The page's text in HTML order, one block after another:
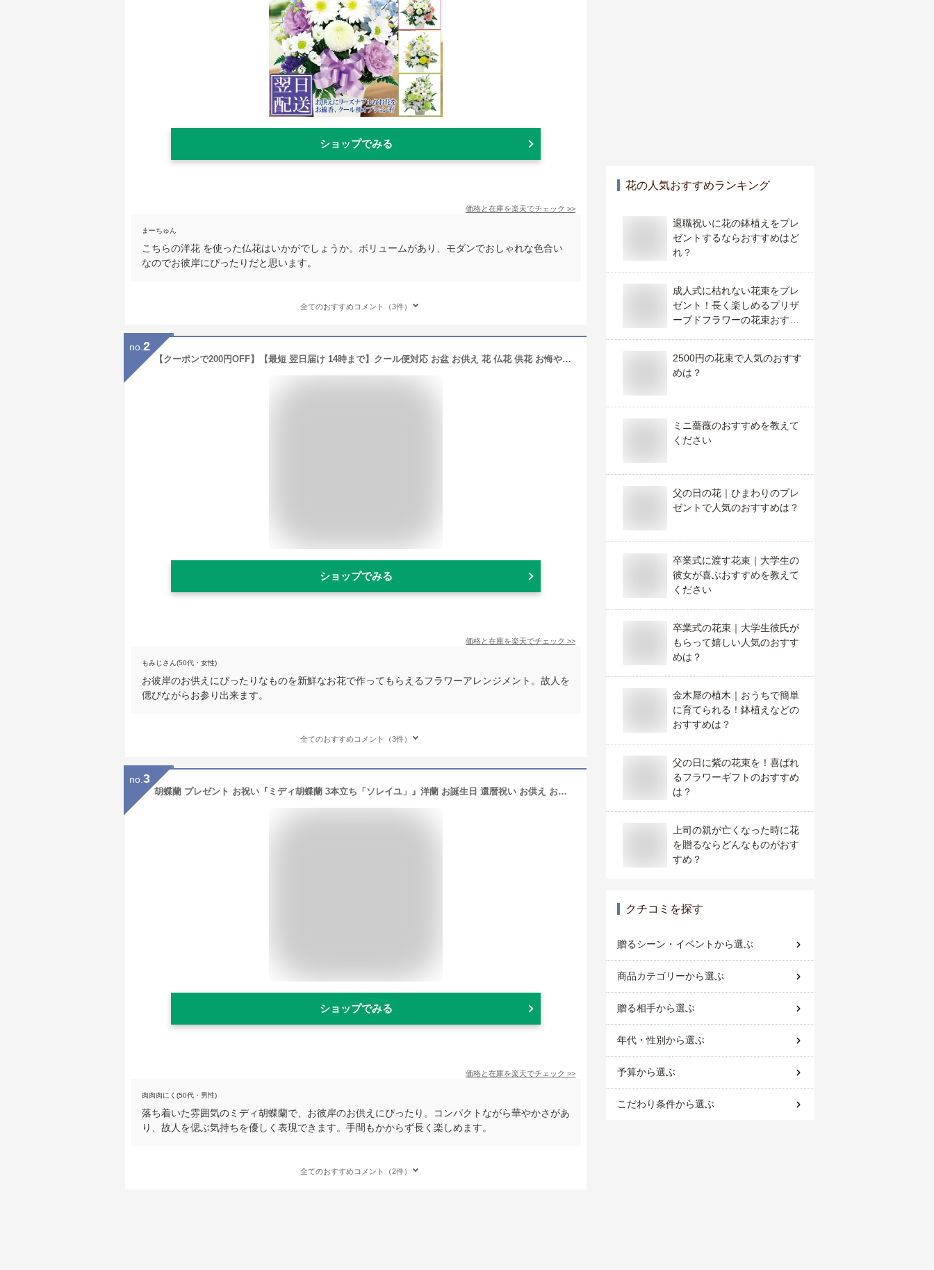
ショップでみる
価格と在庫を楽天でチェック >>
まーちゅん
こちらの洋花 を使った仏花はいかがでしょうか。ボリュームがあり、モダンでおしゃれな色合い
なのでお彼岸にぴったりだと思います。
全てのおすすめコメント（3件）
no. 2
【クーポンで200円OFF】【最短 翌日届け 14時まで】クール便対応 お盆 お供え 花 仏花 供花 お悔やみ 旬のおまかせアレンジメント M フラワー ギフト アレンジ お花 生花 アレンジメント お彼岸 法要 供養 初盆 命日 お悔み 法事 四十九日 洋風 喪中 見舞い ひまわり 向日葵
ショップでみる
価格と在庫を楽天でチェック >>
もみじさん(50代・女性)
お彼岸のお供えにぴったりなものを新鮮なお花で作ってもらえるフラワーアレンジメント。故人を
偲びながらお参り出来ます。
全てのおすすめコメント（3件）
no. 3
胡蝶蘭 プレゼント お祝い『ミディ胡蝶蘭 3本立ち「ソレイユ」』洋蘭 お誕生日 還暦祝い お供え お盆 お彼岸 御彼岸 鉢花 ミニ胡蝶蘭 ギフトコチョウラン開店祝 開業祝 花鉢 生花 鉢植え【贈】
ショップでみる
価格と在庫を楽天でチェック >>
肉肉肉にく(50代・男性)
落ち着いた雰囲気のミディ胡蝶蘭で、お彼岸のお供えにぴったり。コンパクトながら華やかさがあ
り、故人を偲ぶ気持ちを優しく表現できます。手間もかからず長く楽しめます。
全てのおすすめコメント（2件）
花の人気おすすめランキング
退職祝いに花の鉢植えをプレ
ゼントするならおすすめはど
れ？
成人式に枯れない花束をプレ
ゼント！長く楽しめるプリザ
ーブドフラワーの花束おすす
2500円の花束で人気のおすす
めは？
ミニ薔薇のおすすめを教えて
ください
父の日の花｜ひまわりのプレ
ゼントで人気のおすすめは？
卒業式に渡す花束｜大学生の
彼女が喜ぶおすすめを教えて
ください
卒業式の花束｜大学生彼氏が
もらって嬉しい人気のおすす
めは？
金木犀の植木｜おうちで簡単
に育てられる！鉢植えなどの
おすすめは？
父の日に紫の花束を！喜ばれ
るフラワーギフトのおすすめ
は？
上司の親が亡くなった時に花
を贈るならどんなものがおす
すめ？
クチコミを探す
贈るシーン・イベントから選ぶ
商品カテゴリーから選ぶ
贈る相手から選ぶ
年代・性別から選ぶ
予算から選ぶ
こだわり条件から選ぶ